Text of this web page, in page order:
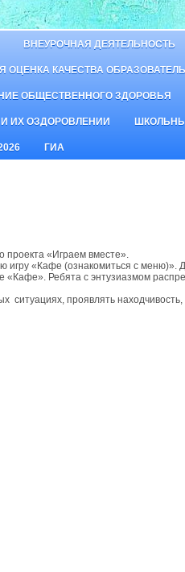
ВНЕУРОЧНАЯ ДЕЯТЕЛЬНОСТЬ
ОЦЕНКА КАЧЕСТВА
ОБЩЕСТВЕННОГО ЗДОРОВЬЯ
ИХ ОЗДОРОВЛЕНИИ
ГИА
проекта «Играем вместе».
игру «Кафе (ознакомиться с меню)».
«Кафе». Ребята с энтузиазмом
ситуациях, проявлять